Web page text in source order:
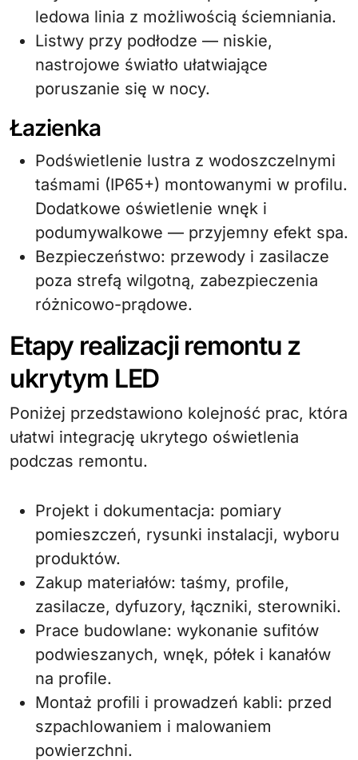
ledowa linia z możliwością ściemniania.
Listwy przy podłodze — niskie,
nastrojowe światło ułatwiające
poruszanie się w nocy.
Łazienka
Podświetlenie lustra z wodoszczelnymi
taśmami (IP65+) montowanymi w profilu.
Dodatkowe oświetlenie wnęk i
podumywalkowe — przyjemny efekt spa.
Bezpieczeństwo: przewody i zasilacze
poza strefą wilgotną, zabezpieczenia
różnicowo-prądowe.
Etapy realizacji remontu z
ukrytym LED
Poniżej przedstawiono kolejność prac, która
ułatwi integrację ukrytego oświetlenia
podczas remontu.
Projekt i dokumentacja: pomiary
pomieszczeń, rysunki instalacji, wyboru
produktów.
Zakup materiałów: taśmy, profile,
zasilacze, dyfuzory, łączniki, sterowniki.
Prace budowlane: wykonanie sufitów
podwieszanych, wnęk, półek i kanałów
na profile.
Montaż profili i prowadzeń kabli: przed
szpachlowaniem i malowaniem
powierzchni.